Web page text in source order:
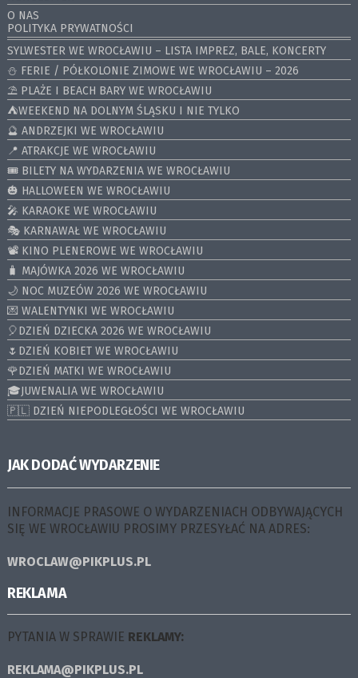
O NAS
POLITYKA PRYWATNOŚCI
SYLWESTER WE WROCŁAWIU – LISTA IMPREZ, BALE, KONCERTY
⛄️ FERIE / PÓŁKOLONIE ZIMOWE WE WROCŁAWIU – 2026
⛱️ PLAŻE I BEACH BARY WE WROCŁAWIU
⛺️WEEKEND NA DOLNYM ŚLĄSKU I NIE TYLKO
🔮 ANDRZEJKI WE WROCŁAWIU
📍 ATRAKCJE WE WROCŁAWIU
🎟️ BILETY NA WYDARZENIA WE WROCŁAWIU
🎃 HALLOWEEN WE WROCŁAWIU
🎤 KARAOKE WE WROCŁAWIU
🎭 KARNAWAŁ WE WROCŁAWIU
📽️ KINO PLENEROWE WE WROCŁAWIU
🧳 MAJÓWKA 2026 WE WROCŁAWIU
🌙 NOC MUZEÓW 2026 WE WROCŁAWIU
💌 WALENTYNKI WE WROCŁAWIU
🎈DZIEŃ DZIECKA 2026 WE WROCŁAWIU
🌷DZIEŃ KOBIET WE WROCŁAWIU
🌹DZIEŃ MATKI WE WROCŁAWIU
🎓JUWENALIA WE WROCŁAWIU
🇵🇱 DZIEŃ NIEPODLEGŁOŚCI WE WROCŁAWIU
JAK DODAĆ WYDARZENIE
INFORMACJE PRASOWE O WYDARZENIACH ODBYWAJĄCYCH
SIĘ WE WROCŁAWIU PROSIMY PRZESYŁAĆ NA ADRES:
WROCLAW@PIKPLUS.PL
REKLAMA
PYTANIA W SPRAWIE REKLAMY:
REKLAMA@PIKPLUS.PL